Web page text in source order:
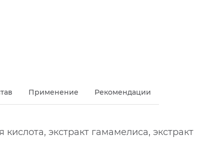
Применение Рекомендации
экстракт гамамелиса, экстракт